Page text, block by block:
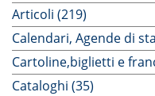
Articoli (219)
Calendari, Agende di
Cartoline,biglietti e
Cataloghi (35)